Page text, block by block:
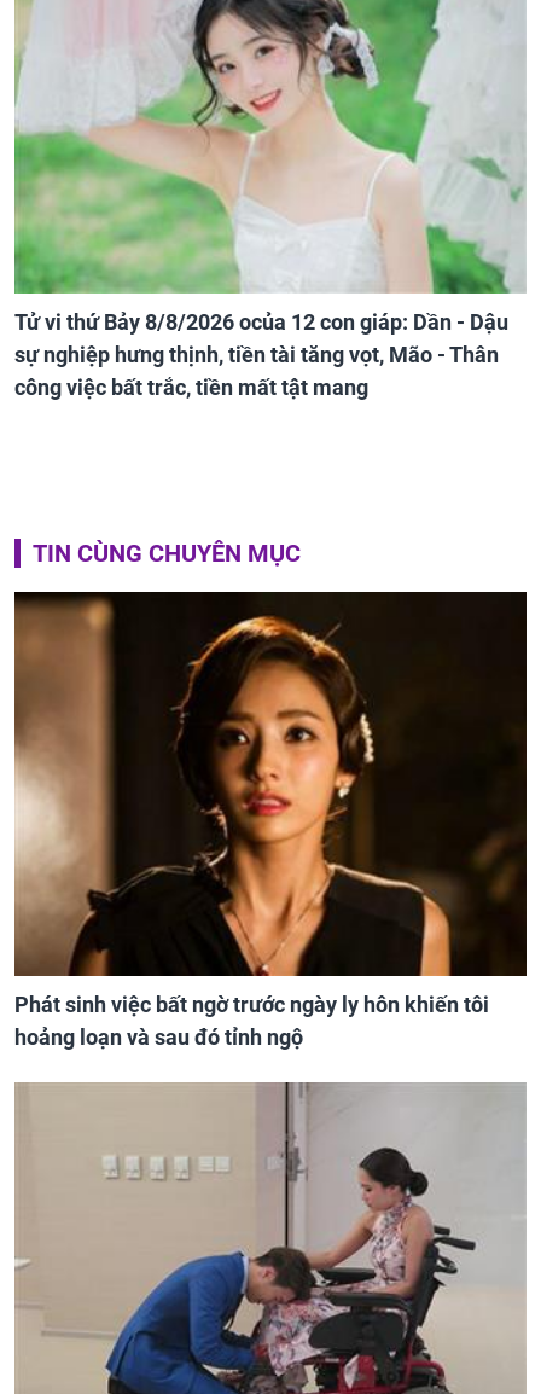
Tử vi thứ Bảy 8/8/2026 ocủa 12 con giáp: Dần - Dậu
sự nghiệp hưng thịnh, tiền tài tăng vọt, Mão - Thân
công việc bất trắc, tiền mất tật mang
TIN CÙNG CHUYÊN MỤC
Phát sinh việc bất ngờ trước ngày ly hôn khiến tôi
hoảng loạn và sau đó tỉnh ngộ